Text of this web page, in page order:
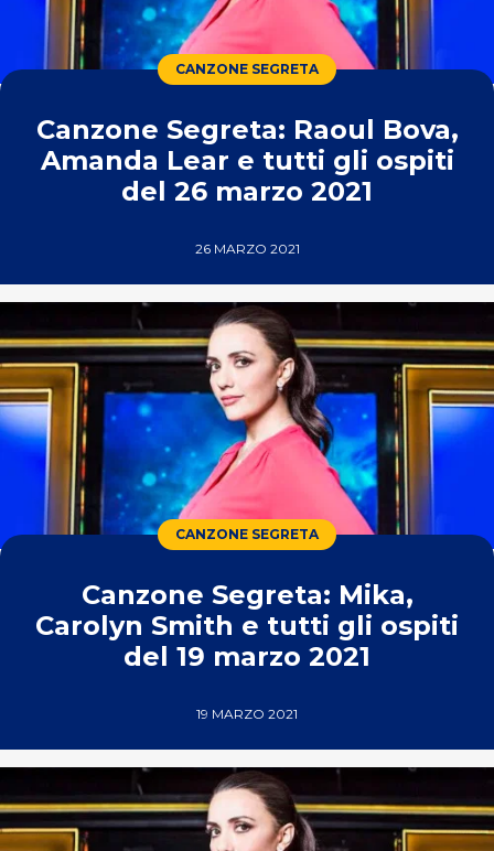
CANZONE SEGRETA
Canzone Segreta: Raoul Bova,
Amanda Lear e tutti gli ospiti
del 26 marzo 2021
26 MARZO 2021
CANZONE SEGRETA
Canzone Segreta: Mika,
Carolyn Smith e tutti gli ospiti
del 19 marzo 2021
19 MARZO 2021